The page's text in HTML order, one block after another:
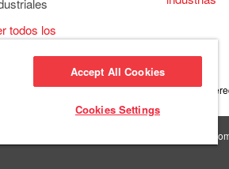
todos los
Configuración de cookies Política de
Las marcas
Accept All Cookies
Cookies Settings